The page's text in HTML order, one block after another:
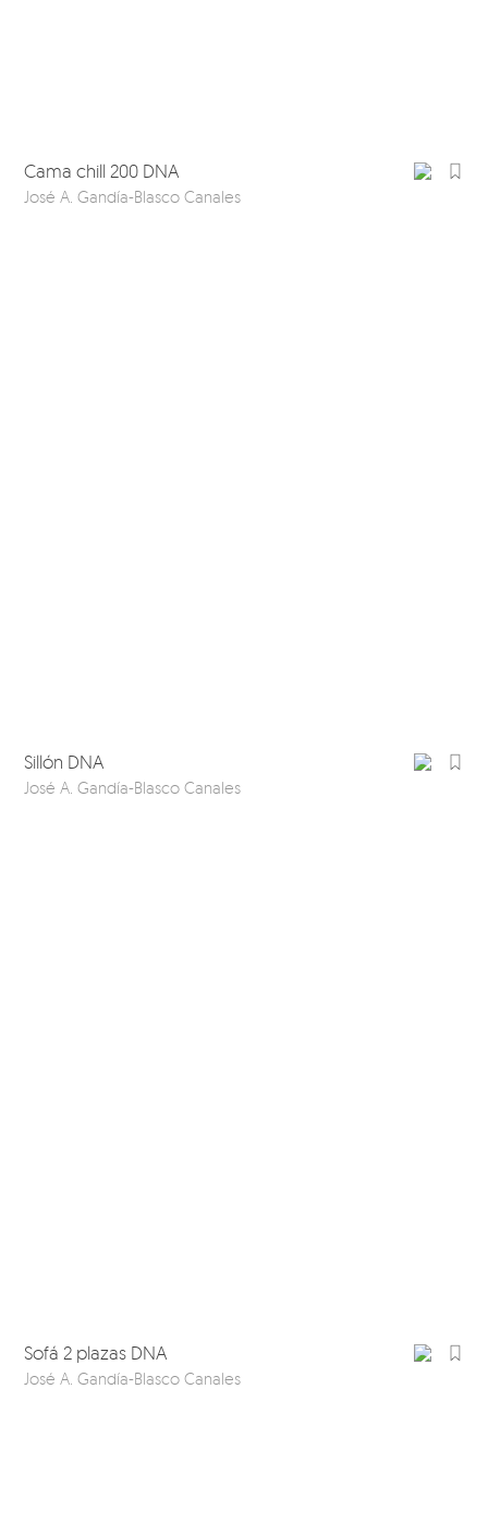
Cama chill 200 DNA
José A. Gandía-Blasco Canales
Sillón DNA
José A. Gandía-Blasco Canales
Sofá 2 plazas DNA
José A. Gandía-Blasco Canales